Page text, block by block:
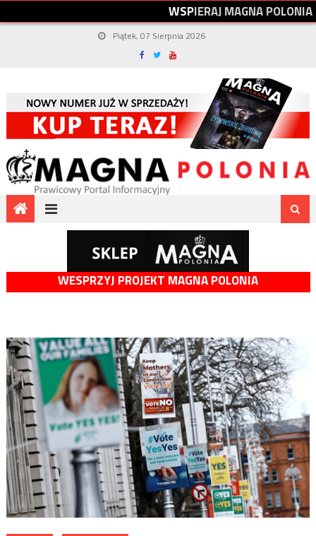
WSPIERAJMAGNAPOLONIA
Piątek, 07 Sierpnia 2026
WESPRZYJ PROJEKT MAGNA POLONIA